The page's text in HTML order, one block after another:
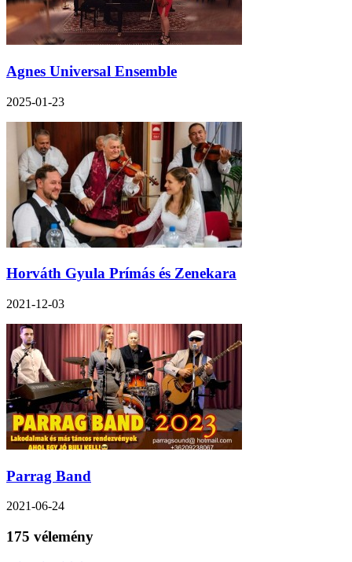
Agnes Universal Ensemble
2025-01-23
Horváth Gyula Prímás és Zenekara
2021-12-03
Parrag Band
2021-06-24
175 vélemény